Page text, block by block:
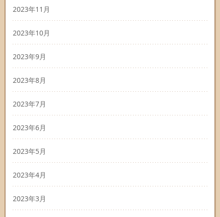
2023年11月
2023年10月
2023年9月
2023年8月
2023年7月
2023年6月
2023年5月
2023年4月
2023年3月